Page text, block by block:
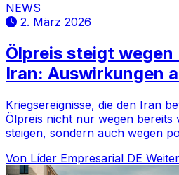
NEWS
2. März 2026
Ölpreis steigt
Iran: Auswirkungen
Kriegsereignisse, die den Iran
Ölpreis nicht nur wegen
steigen, sondern auch wegen
Von Líder Empresarial DE